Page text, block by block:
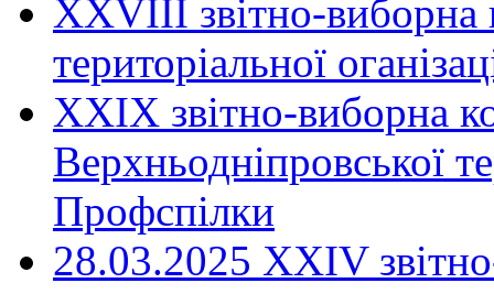
ХХVIII звітно-виборна
територіальної
XXIX звітно-виборна
Верхньодніпровської
Профспілки
28.03.2025 ХХІV